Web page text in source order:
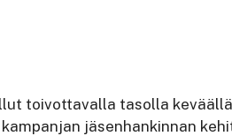
toivottavalla tasolla
jäsenhankinnan